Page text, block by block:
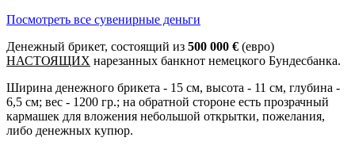
Посмотреть все сувенирные деньги
Денежный брикет, состоящий из 500 000 € (евро)
НАСТОЯЩИХ нарезанных банкнот немецкого Бундесбанка.
Ширина денежного брикета - 15 см, высота - 11 см, глубина -
6,5 см; вес - 1200 гр.; на обратной стороне есть прозрачный
кармашек для вложения небольшой открытки, пожелания,
либо денежных купюр.